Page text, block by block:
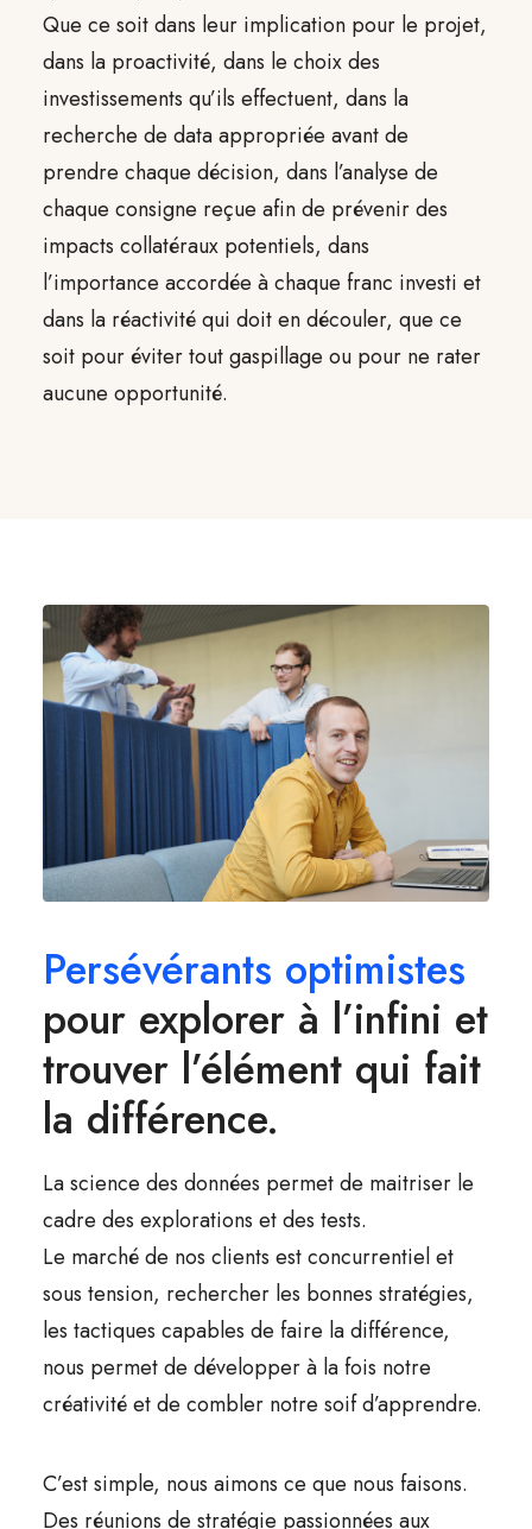
Que ce soit dans leur implication pour le projet,
dans la proactivité, dans le choix des
investissements qu’ils effectuent, dans la
recherche de data appropriée avant de
prendre chaque décision, dans l’analyse de
chaque consigne reçue afin de prévenir des
impacts collatéraux potentiels, dans
l’importance accordée à chaque franc investi et
dans la réactivité qui doit en découler, que ce
soit pour éviter tout gaspillage ou pour ne rater
aucune opportunité.
Persévérants optimistes
pour explorer à l’infini et
trouver l’élément qui fait
la différence.
La science des données permet de maitriser le
cadre des explorations et des tests.
Le marché de nos clients est concurrentiel et
sous tension, rechercher les bonnes stratégies,
les tactiques capables de faire la différence,
nous permet de développer à la fois notre
créativité et de combler notre soif d’apprendre.
C’est simple, nous aimons ce que nous faisons.
Des réunions de stratégie passionnées aux